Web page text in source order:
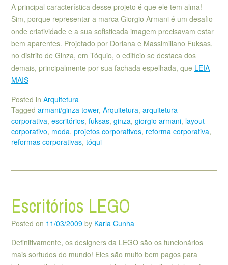
A principal característica desse projeto é que ele tem alma!
Sim, porque representar a marca Giorgio Armani é um desafio
onde criatividade e a sua sofisticada imagem precisavam estar
bem aparentes. Projetado por Doriana e Massimiliano Fuksas,
no distrito de Ginza, em Tóquio, o edifício se destaca dos
demais, principalmente por sua fachada espelhada, que LEIA
MAIS
Posted in Arquitetura
Tagged armani/ginza tower, Arquitetura, arquitetura
corporativa, escritórios, fuksas, ginza, giorgio armani, layout
corporativo, moda, projetos corporativos, reforma corporativa,
reformas corporativas, tóqui
Escritórios LEGO
Posted on 11/03/2009 by Karla Cunha
Definitivamente, os designers da LEGO são os funcionários
mais sortudos do mundo! Eles são muito bem pagos para